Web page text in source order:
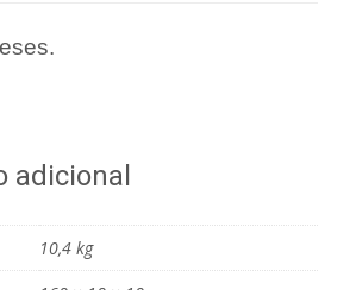
adicional
10,4 kg